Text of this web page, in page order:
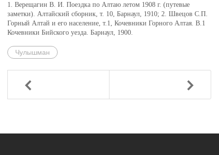
1. Верещагин В. И. Поездка по Алтаю летом 1908 г. (путевые
заметки). Алтайский сборник, т. 10, Барнаул, 1910; 2. Швецов С.П.
Горный Алтай и его население, т.1, Кочевники Горного Алтая. В.1
Кочевники Бийского уезда. Барнаул, 1900.
Чулышман
Назад Вперед